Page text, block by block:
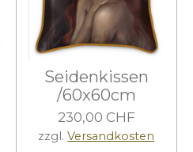
Seidenkissen
/60x60cm
230,00 CHF
zzgl.Versandkosten